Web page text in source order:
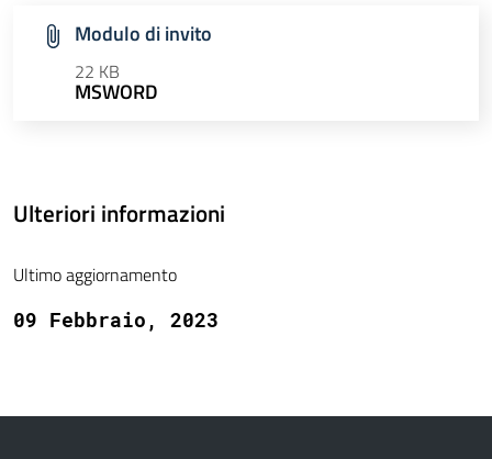
Modulo di invito
22 KB
MSWORD
Ulteriori informazioni
Ultimo aggiornamento
09 Febbraio, 2023